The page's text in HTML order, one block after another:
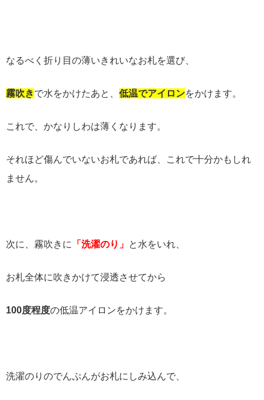
なるべく折り目の薄いきれいなお札を選び、
霧吹きで水をかけたあと、 低温でアイロンをかけます。
これで、かなりしわは薄くなります。
それほど傷んでいないお札であれば、これで十分かもしれ
ません。
次に、霧吹きに 「洗濯のり」 と水をいれ、
お札全体に吹きかけて浸透させてから
100度程度の低温アイロンをかけます。
洗濯のりのでんぷんがお札にしみ込んで、